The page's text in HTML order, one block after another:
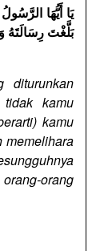
يَا أَيُّهَا
بَلَّغْتَ رِسَالَتَهُ
diturunkan
kamu
kamu
memelihara
orang